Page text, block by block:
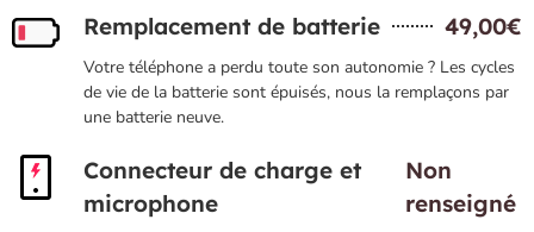
Remplacement de batterie 49,00€
Votre téléphone a perdu toute son autonomie ? Les cycles
de vie de la batterie sont épuisés, nous la remplaçons par
une batterie neuve.
Connecteur de charge et
microphone
Non
renseigné